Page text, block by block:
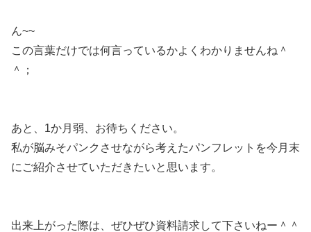
ん~~
この言葉だけでは何言っているかよくわかりませんね＾
＾；
あと、1か月弱、お待ちください。
私が脳みそパンクさせながら考えたパンフレットを今月末
にご紹介させていただきたいと思います。
出来上がった際は、ぜひぜひ資料請求して下さいねー＾＾